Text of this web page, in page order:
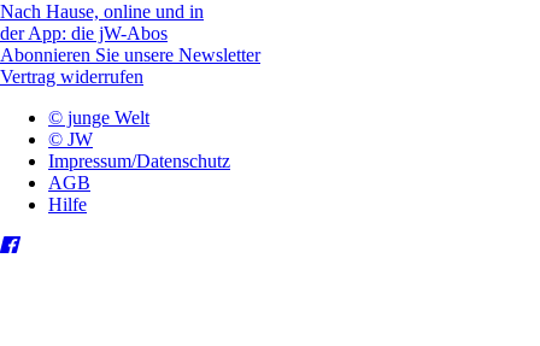
Nach Hause, online und in
der App: die jW-Abos
Abonnieren Sie unsere Newsletter
Vertrag widerrufen
© junge Welt
© JW
Impressum/Datenschutz
AGB
Hilfe